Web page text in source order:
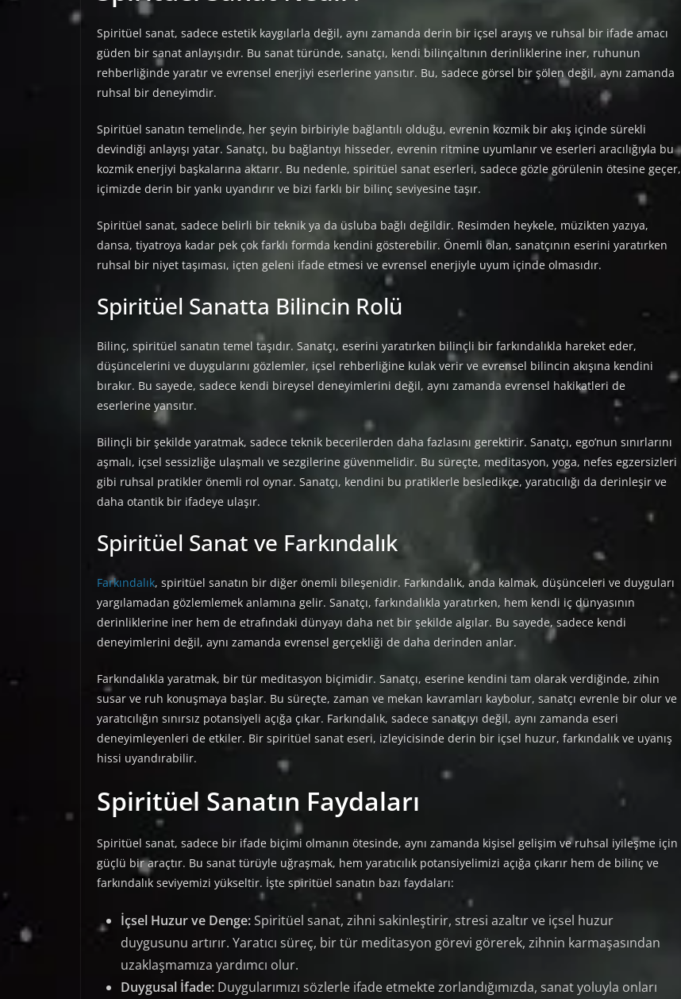
Spiritüel sanat, sadece estetik kaygılarla değil, aynı zamanda derin bir içsel arayış ve ruhsal bir ifade amacı
güden bir sanat anlayışıdır. Bu sanat türünde, sanatçı, kendi bilinçaltının derinliklerine iner, ruhunun
rehberliğinde yaratır ve evrensel enerjiyi eserlerine yansıtır. Bu, sadece görsel bir şölen değil, aynı zamanda
ruhsal bir deneyimdir.
Spiritüel sanatın temelinde, her şeyin birbiriyle bağlantılı olduğu, evrenin kozmik bir akış içinde sürekli
devindiği anlayışı yatar. Sanatçı, bu bağlantıyı hisseder, evrenin ritmine uyumlanır ve eserleri aracılığıyla bu
kozmik enerjiyi başkalarına aktarır. Bu nedenle, spiritüel sanat eserleri, sadece gözle görülenin ötesine geçer,
içimizde derin bir yankı uyandırır ve bizi farklı bir bilinç seviyesine taşır.
Spiritüel sanat, sadece belirli bir teknik ya da üsluba bağlı değildir. Resimden heykele, müzikten yazıya,
dansa, tiyatroya kadar pek çok farklı formda kendini gösterebilir. Önemli olan, sanatçının eserini yaratırken
ruhsal bir niyet taşıması, içten geleni ifade etmesi ve evrensel enerjiyle uyum içinde olmasıdır.
Spiritüel Sanatta Bilincin Rolü
Bilinç, spiritüel sanatın temel taşıdır. Sanatçı, eserini yaratırken bilinçli bir farkındalıkla hareket eder,
düşüncelerini ve duygularını gözlemler, içsel rehberliğine kulak verir ve evrensel bilincin akışına kendini
bırakır. Bu sayede, sadece kendi bireysel deneyimlerini değil, aynı zamanda evrensel hakikatleri de
eserlerine yansıtır.
Bilinçli bir şekilde yaratmak, sadece teknik becerilerden daha fazlasını gerektirir. Sanatçı, ego’nun sınırlarını
aşmalı, içsel sessizliğe ulaşmalı ve sezgilerine güvenmelidir. Bu süreçte, meditasyon, yoga, nefes egzersizleri
gibi ruhsal pratikler önemli rol oynar. Sanatçı, kendini bu pratiklerle besledikçe, yaratıcılığı da derinleşir ve
daha otantik bir ifadeye ulaşır.
Spiritüel Sanat ve Farkındalık
Farkındalık, spiritüel sanatın bir diğer önemli bileşenidir. Farkındalık, anda kalmak, düşünceleri ve duyguları
yargılamadan gözlemlemek anlamına gelir. Sanatçı, farkındalıkla yaratırken, hem kendi iç dünyasının
derinliklerine iner hem de etrafındaki dünyayı daha net bir şekilde algılar. Bu sayede, sadece kendi
deneyimlerini değil, aynı zamanda evrensel gerçekliği de daha derinden anlar.
Farkındalıkla yaratmak, bir tür meditasyon biçimidir. Sanatçı, eserine kendini tam olarak verdiğinde, zihin
susar ve ruh konuşmaya başlar. Bu süreçte, zaman ve mekan kavramları kaybolur, sanatçı evrenle bir olur ve
yaratıcılığın sınırsız potansiyeli açığa çıkar. Farkındalık, sadece sanatçıyı değil, aynı zamanda eseri
deneyimleyenleri de etkiler. Bir spiritüel sanat eseri, izleyicisinde derin bir içsel huzur, farkındalık ve uyanış
hissi uyandırabilir.
Spiritüel Sanatın Faydaları
Spiritüel sanat, sadece bir ifade biçimi olmanın ötesinde, aynı zamanda kişisel gelişim ve ruhsal iyileşme için
güçlü bir araçtır. Bu sanat türüyle uğraşmak, hem yaratıcılık potansiyelimizi açığa çıkarır hem de bilinç ve
farkındalık seviyemizi yükseltir. İşte spiritüel sanatın bazı faydaları:
İçsel Huzur ve Denge:Spiritüel sanat, zihni sakinleştirir, stresi azaltır ve içsel huzur
duygusunu artırır. Yaratıcı süreç, bir tür meditasyon görevi görerek, zihnin karmaşasından
uzaklaşmamıza yardımcı olur.
Duygusal İfade: Duygularımızı sözlerle ifade etmekte zorlandığımızda, sanat yoluyla onları